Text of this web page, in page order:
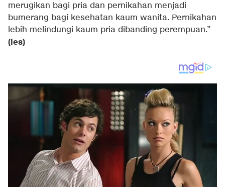
merugikan bagi pria dan pernikahan menjadi
bumerang bagi kesehatan kaum wanita. Pernikahan
lebih melindungi kaum pria dibanding perempuan.”
(les)